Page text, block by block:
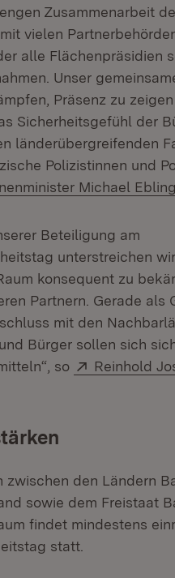
Zusammenarbeit
vielen
alle Flächenpräsidien
Unser
Präsenz zu
Sicherheitsgefühl der
länderübergreifenden
Polizistinnen und
Michael Ebling
Beteiligung am
unterstreichen
konsequent zu
Partnern. Gerade als
mit den
Bürger sollen sich
so
Extern:
Reinhold
zwischen den Ländern
sowie dem Freistaat
findet mindestens
statt.